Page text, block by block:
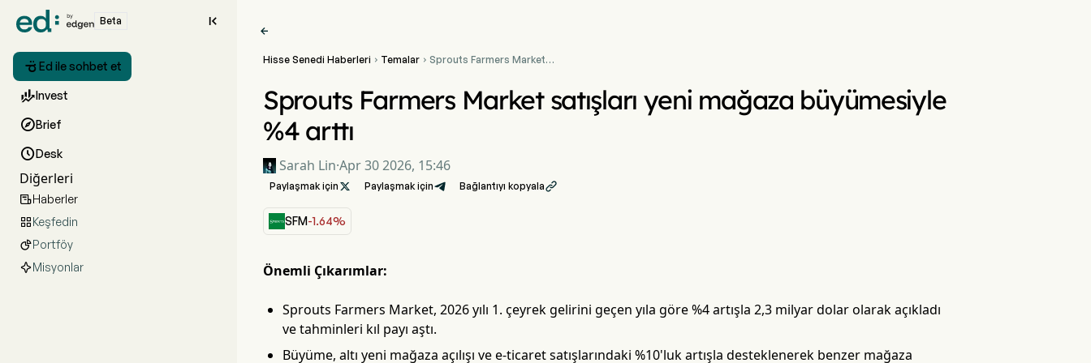
Beta 
 Ed ile sohbet et
Invest
Brief
Desk
Diğerleri
Haberler
Keşfedin
Portföy
Misyonlar

Hisse Senedi Haberleri  Temalar  Sprouts Farmers Market
Sprouts Farmers Market satışları yeni mağaza büyümesiyle
%4 arttı
Sarah Lin·Apr 30 2026, 15:46
Paylaşmak için  Paylaşmak için Bağlantıyı kopyala
SFM-1.64%
Önemli Çıkarımlar:
Sprouts Farmers Market, 2026 yılı 1. çeyrek gelirini geçen yıla göre %4 artışla 2,3 milyar dolar olarak açıkladı
ve tahminleri kıl payı aştı.
Büyüme, altı yeni mağaza açılışı ve e-ticaret satışlarındaki %10'luk artışla desteklenerek benzer mağaza